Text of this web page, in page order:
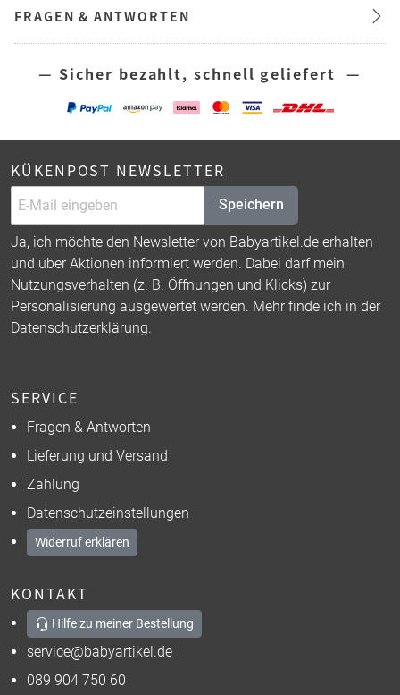
FRAGEN & ANTWORTEN
— Sicher bezahlt, schnell geliefert —
KÜKENPOST NEWSLETTER
Speichern
Ja, ich möchte den Newsletter von Babyartikel.de erhalten
und über Aktionen informiert werden. Dabei darf mein
Nutzungsverhalten (z. B. Öffnungen und Klicks) zur
Personalisierung ausgewertet werden. Mehr finde ich in der
Datenschutzerklärung.
SERVICE
Fragen & Antworten
Lieferung und Versand
Zahlung
Datenschutzeinstellungen
Widerruf erklären
KONTAKT
Hilfe zu meiner Bestellung
service@babyartikel.de
089 904 750 60